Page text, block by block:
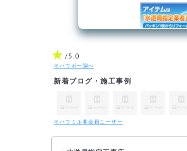
★ /5.0
※ハウボー調べ
新着ブログ・施工事例
※ハウミル非会員ユーザー